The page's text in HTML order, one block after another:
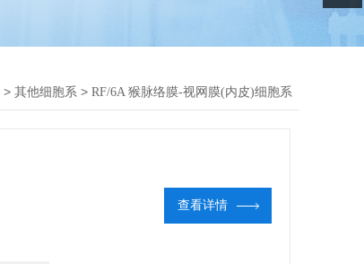
> 其他细胞系 > RF/6A 猴脉络膜-视网膜(内皮)细胞系
查看详情